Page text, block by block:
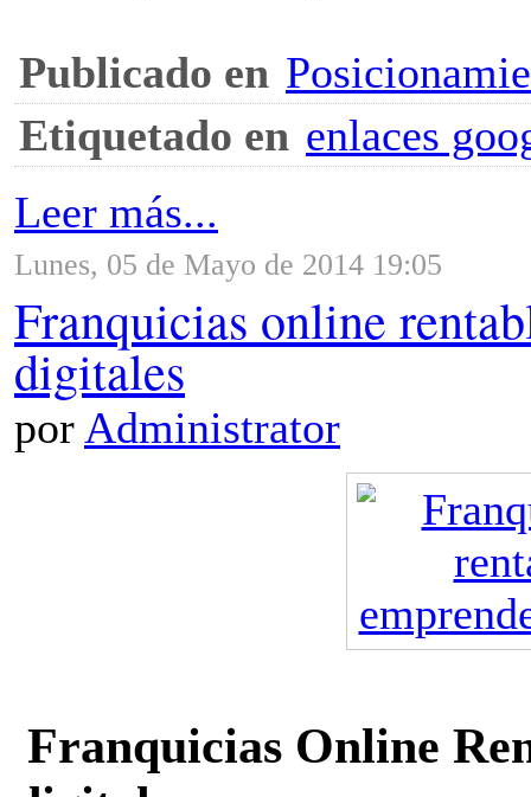
Publicado en
Etiquetado en enlaces
Leer más...
Lunes, 05 de Mayo de 2014 19:05
Franquicias online
digitales
por Administrator
Franquicias Online